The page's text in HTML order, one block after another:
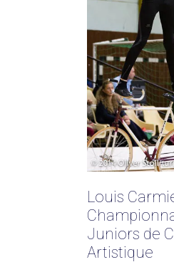
Louis
Juniors de
Artistique